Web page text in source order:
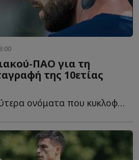
ΠΑΟ για τη
της 10ετίας
Ένα από τα μεγαλύτερα ονόματα που κυκλοφορούν αυτή τ...